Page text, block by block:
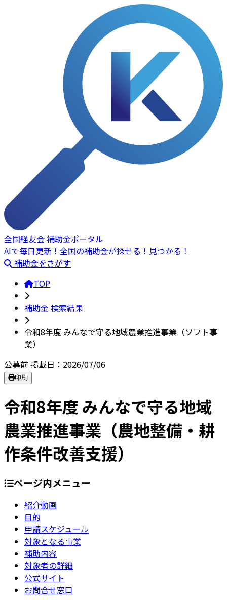
全国経友会 補助金ポータル
AIで毎日更新！全国の補助金が探せる！見つかる！
補助金をさがす
TOP
補助金 検索結果
令和8年度 みんなで守る地域農業推進事業（ソフト事
業）
公募前掲載日：2026/07/06
印刷
令和8年度 みんなで守る地域
農業推進事業（農地整備・耕
作条件改善支援）
ページ内メニュー
紹介動画
目的
申請スケジュール
対象となる事業
補助内容
対象者の詳細
公式サイト
お問合せ窓口